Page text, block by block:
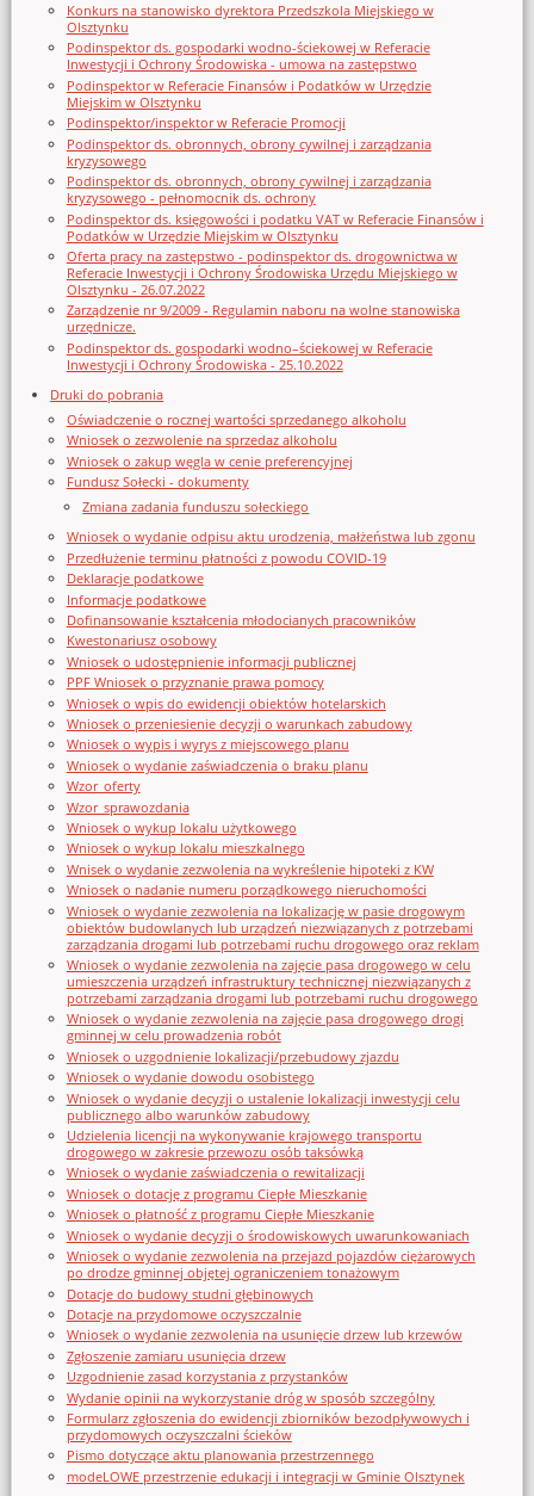
Konkurs na stanowisko dyrektora Przedszkola Miejskiego w
Olsztynku
Podinspektor ds. gospodarki wodno-ściekowej w Referacie
Inwestycji i Ochrony Środowiska - umowa na zastępstwo
Podinspektor w Referacie Finansów i Podatków w Urzędzie
Miejskim w Olsztynku
Podinspektor/inspektor w Referacie Promocji
Podinspektor ds. obronnych, obrony cywilnej i zarządzania
kryzysowego
Podinspektor ds. obronnych, obrony cywilnej i zarządzania
kryzysowego - pełnomocnik ds. ochrony
Podinspektor ds. księgowości i podatku VAT w Referacie Finansów i
Podatków w Urzędzie Miejskim w Olsztynku
Oferta pracy na zastępstwo - podinspektor ds. drogownictwa w
Referacie Inwestycji i Ochrony Środowiska Urzędu Miejskiego w
Olsztynku - 26.07.2022
Zarządzenie nr 9/2009 - Regulamin naboru na wolne stanowiska
urzędnicze.
Podinspektor ds. gospodarki wodno–ściekowej w Referacie
Inwestycji i Ochrony Środowiska - 25.10.2022
Druki do pobrania
Oświadczenie o rocznej wartości sprzedanego alkoholu
Wniosek o zezwolenie na sprzedaz alkoholu
Wniosek o zakup węgla w cenie preferencyjnej
Fundusz Sołecki - dokumenty
Zmiana zadania funduszu sołeckiego
Wniosek o wydanie odpisu aktu urodzenia, małżeństwa lub zgonu
Przedłużenie terminu płatności z powodu COVID-19
Deklaracje podatkowe
Informacje podatkowe
Dofinansowanie kształcenia młodocianych pracowników
Kwestonariusz osobowy
Wniosek o udostępnienie informacji publicznej
PPF Wniosek o przyznanie prawa pomocy
Wniosek o wpis do ewidencji obiektów hotelarskich
Wniosek o przeniesienie decyzji o warunkach zabudowy
Wniosek o wypis i wyrys z miejscowego planu
Wniosek o wydanie zaświadczenia o braku planu
Wzor_oferty
Wzor_sprawozdania
Wniosek o wykup lokalu użytkowego
Wniosek o wykup lokalu mieszkalnego
Wnisek o wydanie zezwolenia na wykreślenie hipoteki z KW
Wniosek o nadanie numeru porządkowego nieruchomości
Wniosek o wydanie zezwolenia na lokalizację w pasie drogowym
obiektów budowlanych lub urządzeń niezwiązanych z potrzebami
zarządzania drogami lub potrzebami ruchu drogowego oraz reklam
Wniosek o wydanie zezwolenia na zajęcie pasa drogowego w celu
umieszczenia urządzeń infrastruktury technicznej niezwiązanych z
potrzebami zarządzania drogami lub potrzebami ruchu drogowego
Wniosek o wydanie zezwolenia na zajęcie pasa drogowego drogi
gminnej w celu prowadzenia robót
Wniosek o uzgodnienie lokalizacji/przebudowy zjazdu
Wniosek o wydanie dowodu osobistego
Wniosek o wydanie decyzji o ustalenie lokalizacji inwestycji celu
publicznego albo warunków zabudowy
Udzielenia licencji na wykonywanie krajowego transportu
drogowego w zakresie przewozu osób taksówką
Wniosek o wydanie zaświadczenia o rewitalizacji
Wniosek o dotację z programu Ciepłe Mieszkanie
Wniosek o płatność z programu Ciepłe Mieszkanie
Wniosek o wydanie decyzji o środowiskowych uwarunkowaniach
Wniosek o wydanie zezwolenia na przejazd pojazdów ciężarowych
po drodze gminnej objętej ograniczeniem tonażowym
Dotacje do budowy studni głębinowych
Dotacje na przydomowe oczyszczalnie
Wniosek o wydanie zezwolenia na usunięcie drzew lub krzewów
Zgłoszenie zamiaru usunięcia drzew
Uzgodnienie zasad korzystania z przystanków
Wydanie opinii na wykorzystanie dróg w sposób szczególny
Formularz zgłoszenia do ewidencji zbiorników bezodpływowych i
przydomowych oczyszczalni ścieków
Pismo dotyczące aktu planowania przestrzennego
modeLOWE przestrzenie edukacji i integracji w Gminie Olsztynek